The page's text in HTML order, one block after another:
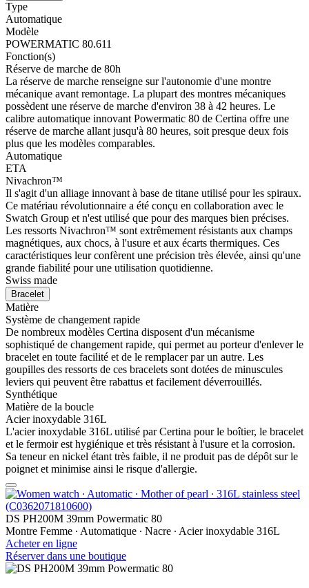
Type
Automatique
Modèle
POWERMATIC 80.611
Fonction(s)
Réserve de marche de 80h
La réserve de marche renseigne sur l'autonomie d'une montre
mécanique avant remontage. La plupart des montres mécaniques
possèdent une réserve de marche d'environ 38 à 42 heures. Le
calibre automatique innovant Powermatic 80 de Certina offre une
réserve de marche allant jusqu'à 80 heures, soit presque deux fois
plus que les modèles comparables.
Automatique
ETA
Nivachron™
Il s'agit d'un alliage innovant à base de titane utilisé pour les spiraux.
Ce matériau révolutionnaire a été conçu en collaboration avec le
Swatch Group et n'est utilisé que pour des marques bien précises.
Les ressorts Nivachron™ sont extrêmement résistants aux champs
magnétiques, aux chocs, à l'usure et aux écarts thermiques. Ces
caractéristiques leur confèrent une précision très élevée, ainsi qu'une
grande fiabilité pour une utilisation quotidienne.
Swiss made
Bracelet
Matière
Système de changement rapide
De nombreux modèles Certina disposent d'un mécanisme
sophistiqué de changement rapide, qui permet au porteur d'enlever le
bracelet en toute facilité et de le remplacer par un autre. Les
goupilles des ressorts de ces bracelets sont dotées de minuscules
leviers qui peuvent être rabattus et facilement déverrouillés.
Synthétique
Matière de la boucle
Acier inoxydable 316L
L'acier inoxydable 316L utilisé par Certina pour le boîtier, le bracelet
et le fermoir est hygiénique et très résistant à l'usure et la corrosion.
Sa teneur en nickel étant très faible, il ne produit pas de dépôt sur le
poignet et minimise ainsi le risque d'allergie.
DS PH200M 39mm Powermatic 80
Montre Femme ∙ Automatique ∙ Nacre ∙ Acier inoxydable 316L
Acheter en ligne
Réserver dans une boutique